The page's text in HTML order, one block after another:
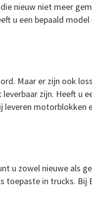
nieuw niet meer
u een bepaald
Maar er zijn ook
zijn. Heeft u
leveren motorblokken
u zowel nieuwe als
toepaste in trucks. Bij